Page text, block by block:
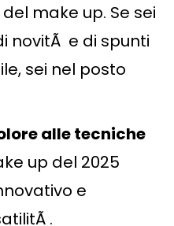
make up. Se sei
novitÃ e di spunti
sei nel posto
alle tecniche
up del 2025
e
.